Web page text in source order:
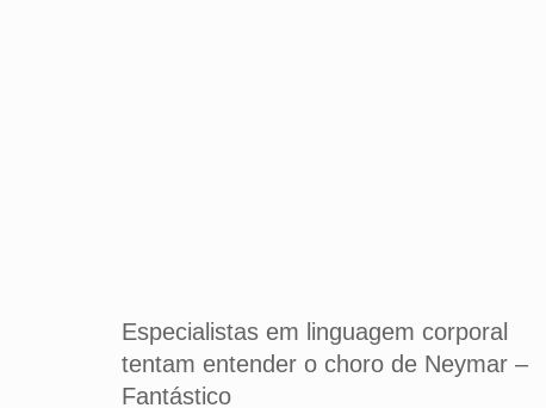
Especialistas em linguagem corporal
tentam entender o choro de Neymar –
Fantástico